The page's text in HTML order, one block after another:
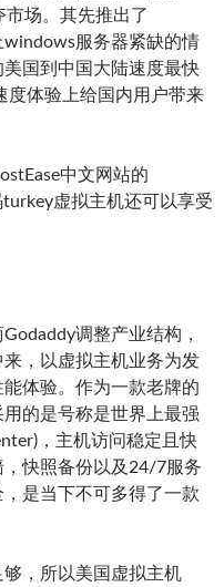
市场。其先推出了
服务器紧缺的情
国到中国大陆速度最快
度体验上给国内用户带来
中文网站的
虚拟主机还可以享受
调整产业结构，
，以虚拟主机业务为发
体验。作为一款老牌的
的是号称是世界上最强
，主机访问稳定且快
快照备份以及24/7服务
是当下不可多得了一款
，所以美国虚拟主机